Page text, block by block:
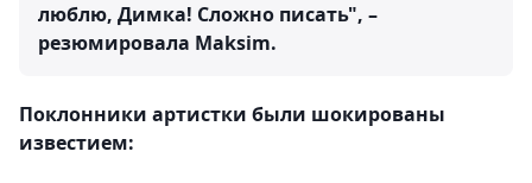
люблю, Димка! Сложно писать", –
резюмировала Maksim.
Поклонники артистки были шокированы
известием: